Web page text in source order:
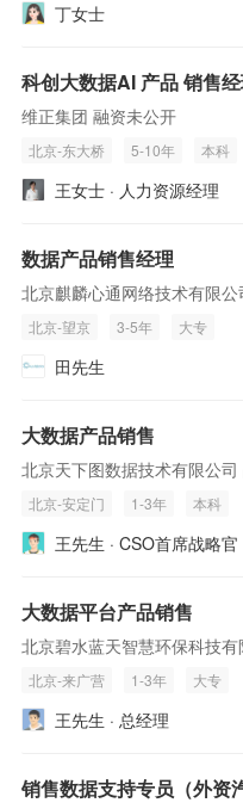
丁女士
维正集团 融资未公开
北京-东大桥 5-10年 本科
王女士 · 人力资源经理
数据产品销售经理
北京麒麟心通网络技术有限公
北京-望京 3-5年 大专
田先生
大数据产品销售
北京天下图数据技术有限公司
北京-安定门 1-3年 本科
王先生 · CSO首席战略官
大数据平台产品销售
北京碧水蓝天智慧环保科技
北京-来广营 1-3年 大专
王先生 · 总经理